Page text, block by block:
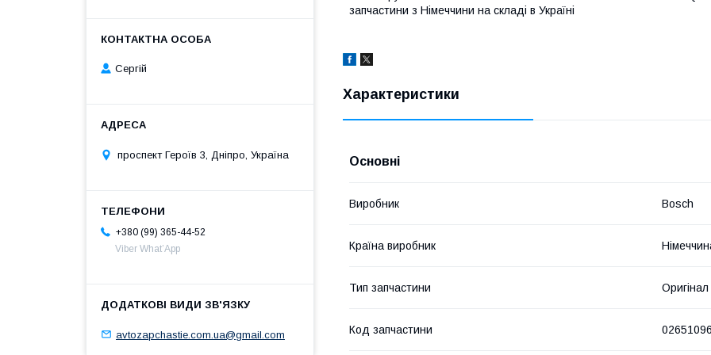
запчастини з Німеччини на складі в Україні
Характеристики
Основні
Виробник Bosch
Країна виробник
Тип запчастини Оригінал
Код запчастини
Сергій
проспект Героїв 3, Дніпро, Україна
+380 (99) 365-44-52
Viber What’App
avtozapchastie.com.ua@gmail.com